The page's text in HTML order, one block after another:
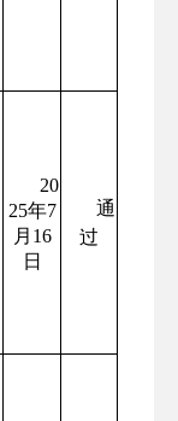
20
25年7
月16
日
通
过